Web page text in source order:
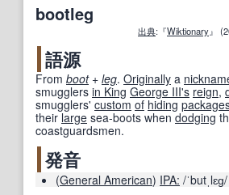
bootleg
出典:『Wiktionary』
語源
From boot+‎ leg. Originally a
smugglers in King George III's reign,
smugglers' custom of hiding
theirlarge sea-boots whendodging
coastguardsmen.
発音
(General American) IPA: /ˈbutˌlɛɡ/